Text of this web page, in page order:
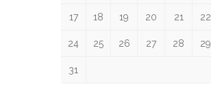
17 18 19 20 21 22
24 25 26 27 28 29
31